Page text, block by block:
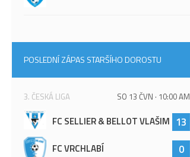
POSLEDNÍ ZÁPAS STARŠÍHO DOROSTU
3. ČESKÁ LIGA SO 13 ČVN · 10:00 AM
FC SELLIER & BELLOT VLAŠIM 13
FC VRCHLABÍ 0